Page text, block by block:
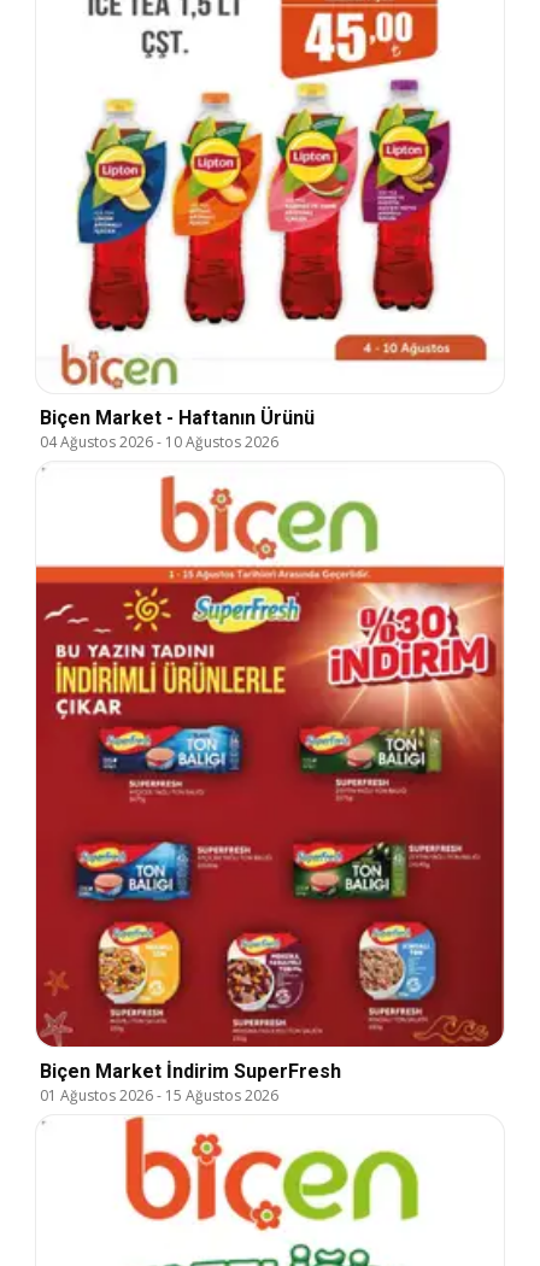
Biçen Market - Haftanın Ürünü
04 Ağustos 2026- 10 Ağustos 2026
Biçen Market İndirim SuperFresh
01 Ağustos 2026- 15 Ağustos 2026